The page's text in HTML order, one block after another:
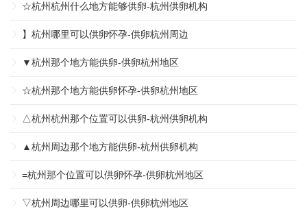
☆杭州杭州什么地方能够供卵-杭州供卵机构
】杭州哪里可以供卵怀孕-供卵杭州周边
▼杭州那个地方能供卵-供卵杭州地区
☆杭州那个地方能供卵怀孕-供卵杭州地区
△杭州杭州那个位置可以供卵-杭州供卵机构
▲杭州周边那个地方能供卵-杭州供卵机构
=杭州那个位置可以供卵怀孕-供卵杭州地区
▽杭州周边哪里可以供卵-供卵杭州地区